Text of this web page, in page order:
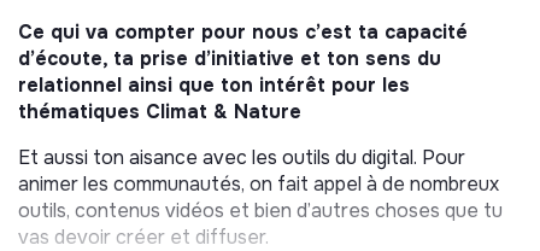
Ce qui va compter pour nous c’est ta capacité
d’écoute, ta prise d’initiative et ton sens du
relationnel ainsi que ton intérêt pour les
thématiques Climat & Nature
Et aussi ton aisance avec les outils du digital. Pour
animer les communautés, on fait appel à de nombreux
outils, contenus vidéos et bien d’autres choses que tu
vas devoir créer et diffuser.